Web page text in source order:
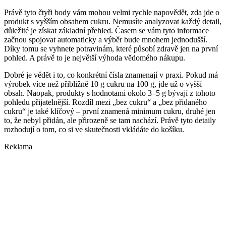
Právě tyto čtyři body vám mohou velmi rychle napovědět, zda jde o
produkt s vyšším obsahem cukru. Nemusíte analyzovat každý detail,
důležité je získat základní přehled. Časem se vám tyto informace
začnou spojovat automaticky a výběr bude mnohem jednodušší.
Díky tomu se vyhnete potravinám, které působí zdravě jen na první
pohled. A právě to je největší výhoda vědomého nákupu.
Dobré je vědět i to, co konkrétní čísla znamenají v praxi. Pokud má
výrobek více než přibližně 10 g cukru na 100 g, jde už o vyšší
obsah. Naopak, produkty s hodnotami okolo 3–5 g bývají z tohoto
pohledu přijatelnější. Rozdíl mezi „bez cukru“ a „bez přidaného
cukru“ je také klíčový – první znamená minimum cukru, druhé jen
to, že nebyl přidán, ale přirozeně se tam nachází. Právě tyto detaily
rozhodují o tom, co si ve skutečnosti vkládáte do košíku.
Reklama